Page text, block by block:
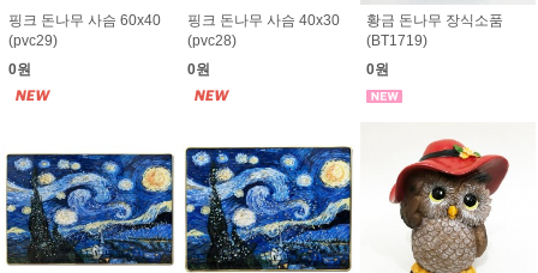
핑크 돈나무 사슴 60x40
(pvc29)
0원
핑크 돈나무 사슴 40x30
(pvc28)
0원
황금 돈나무 장식소품
(BT1719)
0원